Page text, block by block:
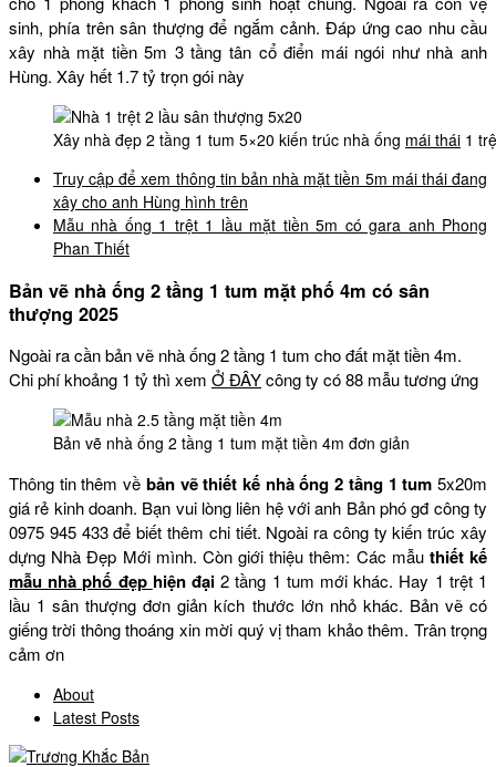
sinh, phía trên sân thượng để ngắm cảnh. Đáp ứng cao nhu cầu
xây nhà mặt tiền 5m 3 tầng tân cổ điển mái ngói như nhà anh
Hùng. Xây hết 1.7 tỷ trọn gói này
Xây nhà đẹp 2 tầng 1 tum 5×20 kiến trúc nhà ống mái thái 1
Truy cập để xem thông tin bản nhà mặt tiền 5m mái thái đang
xây cho anh Hùng hình trên
Mẫu nhà ống 1 trệt 1 lầu mặt tiền 5m có gara anh Phong
Phan Thiết
Bản vẽ nhà ống 2 tầng 1 tum mặt phố 4m có sân
thượng 2025
Ngoài ra cần bản vẽ nhà ống 2 tầng 1 tum cho đất mặt tiền 4m.
Chi phí khoảng 1 tỷ thì xem Ở ĐÂYcông ty có 88 mẫu tương ứng
Bản vẽ nhà ống 2 tầng 1 tum mặt tiền 4m đơn giản
Thông tin thêm về bản vẽ thiết kế nhà ống 2 tầng 1 tum 5x20m
giá rẻ kinh doanh. Bạn vui lòng liên hệ với anh Bản phó gđ công ty
0975 945 433 để biết thêm chi tiết. Ngoài ra công ty kiến trúc xây
dựng Nhà Đẹp Mới mình. Còn giới thiệu thêm: Các mẫu thiết kế
mẫu nhà phố đẹp hiện đại 2 tầng 1 tum mới khác. Hay 1 trệt 1
lầu 1 sân thượng đơn giản kích thước lớn nhỏ khác. Bản vẽ có
giếng trời thông thoáng xin mời quý vị tham khảo thêm. Trân trọng
cảm ơn
About
Latest Posts